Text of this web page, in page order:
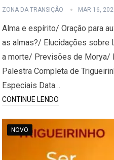
ZONA DA TRANSIÇÃO MAR 16,
Alma e espírito/ Oração para
as almas?/ Elucidações sobre
a morte/ Previsões de Morya/
Palestra Completa de
Especiais Data…
CONTINUE LENDO
NOVO